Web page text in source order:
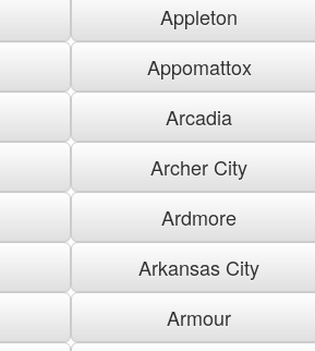
Appleton
Appomattox
Arcadia
Archer City
Ardmore
Arkansas City
Armour